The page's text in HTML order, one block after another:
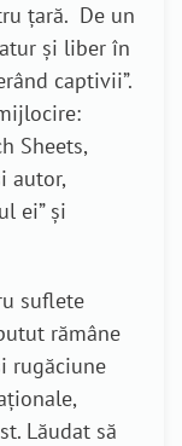
țară. De un
și liber în
captivii”.
Sheets,
autor,
ei” și
suflete
rămâne
rugăciune
Lăudat să